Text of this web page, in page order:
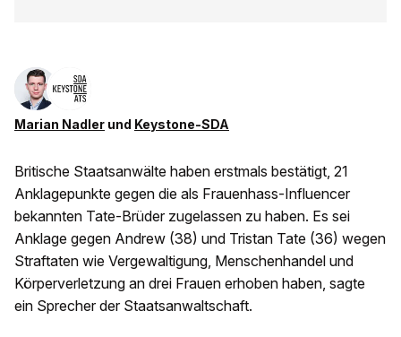
Marian Nadler und Keystone-SDA
Britische Staatsanwälte haben erstmals bestätigt, 21
Anklagepunkte gegen die als Frauenhass-Influencer
bekannten Tate-Brüder zugelassen zu haben. Es sei
Anklage gegen Andrew (38) und Tristan Tate (36) wegen
Straftaten wie Vergewaltigung, Menschenhandel und
Körperverletzung an drei Frauen erhoben haben, sagte
ein Sprecher der Staatsanwaltschaft.